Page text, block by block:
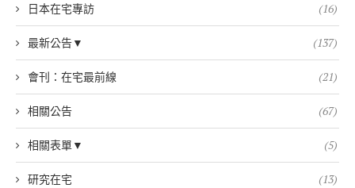
日本在宅專訪 (16)
最新公告▼ (137)
會刊：在宅最前線 (21)
相關公告 (67)
相關表單▼ (5)
研究在宅 (13)